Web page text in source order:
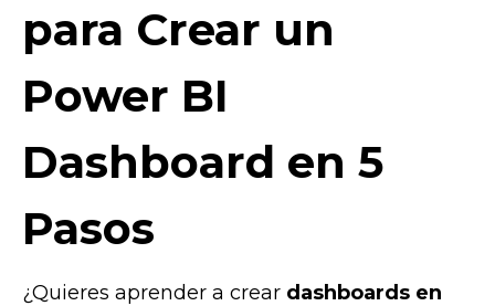
para Crear un
Power BI
Dashboard en 5
Pasos
¿Quieres aprender a crear dashboards en